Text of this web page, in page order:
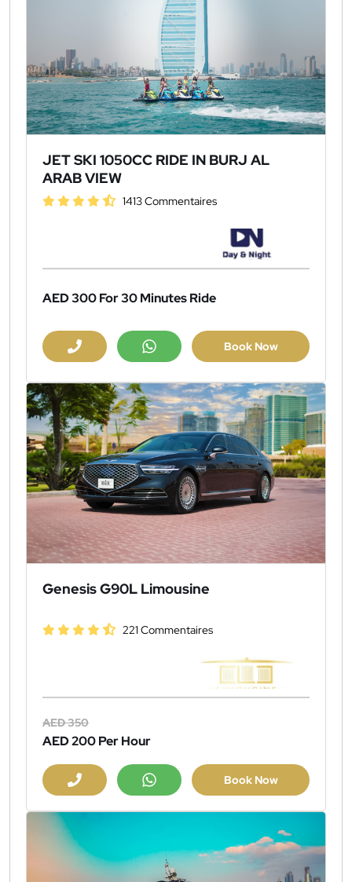
JET SKI 1050CC RIDE IN BURJ AL
ARAB VIEW
1413 Commentaires
AED 300For 30 Minutes Ride
Book Now
Genesis G90L Limousine
221 Commentaires
AED 350
AED 200Per Hour
Book Now